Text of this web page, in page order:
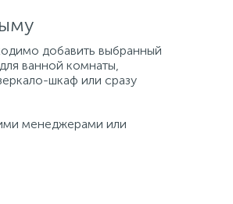
добавить выбранный
ванной комнаты,
шкаф или сразу
менеджерами или